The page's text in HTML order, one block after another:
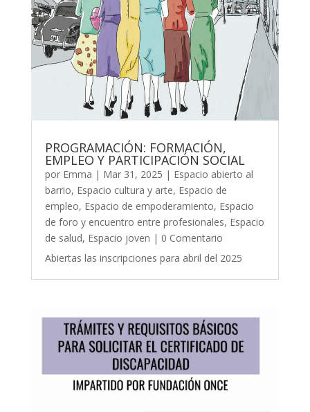
PROGRAMACIÓN: FORMACIÓN,
EMPLEO Y PARTICIPACIÓN SOCIAL
por Emma | Mar 31, 2025 | Espacio abierto al
barrio, Espacio cultura y arte, Espacio de
empleo, Espacio de empoderamiento, Espacio
de foro y encuentro entre profesionales, Espacio
de salud, Espacio joven | 0 Comentario
Abiertas las inscripciones para abril del 2025